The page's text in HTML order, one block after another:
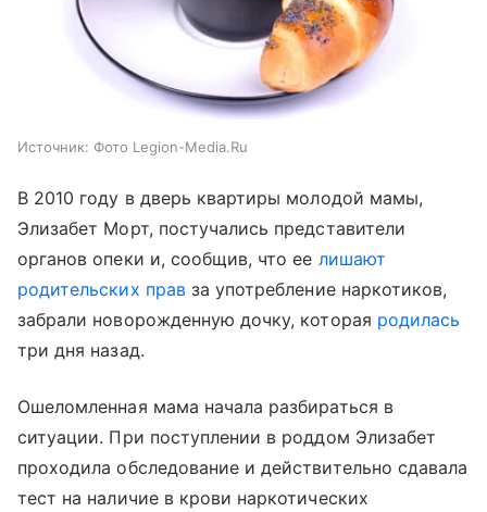
Источник: Фото Legion-Media.Ru
В 2010 году в дверь квартиры молодой мамы,
Элизабет Морт, постучались представители
органов опеки и, сообщив, что ее лишают
родительских правза употребление наркотиков,
забрали новорожденную дочку, которая родилась
три дня назад.
Ошеломленная мама начала разбираться в
ситуации. При поступлении в роддом Элизабет
проходила обследование и действительно сдавала
тест на наличие в крови наркотических